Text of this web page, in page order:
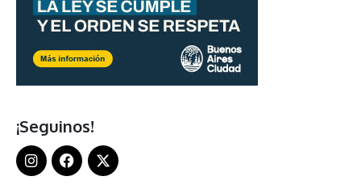
¡Seguinos!